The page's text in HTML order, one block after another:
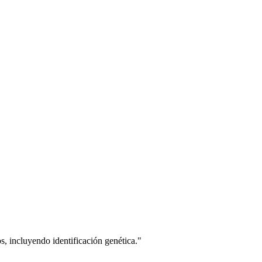
incluyendo identificación genética."